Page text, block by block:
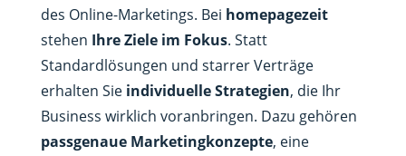
des Online-Marketings. Bei homepagezeit
stehen Ihre Ziele im Fokus. Statt
Standardlösungen und starrer Verträge
erhalten Sie individuelle Strategien, die Ihr
Business wirklich voranbringen. Dazu gehören
passgenaue Marketingkonzepte, eine